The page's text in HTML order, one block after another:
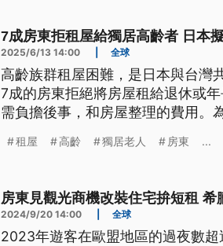
7成房東拒租屋給獨居高齡者 日本
2025/6/13 14:00 全球
高齡族群租屋困難，是日本與台灣
7成的房東拒絕將房屋租給退休或
需負擔後事，和房屋整理的費用。
租屋 高齡 獨居老人 房東 ...
房東見觀光商機改裝住宅拚短租
2024/9/20 14:00 全球
2023年遊客在歐盟地區的過夜數